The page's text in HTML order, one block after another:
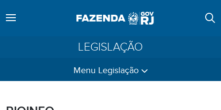
LEGISLAÇÃO
Menu Legislação